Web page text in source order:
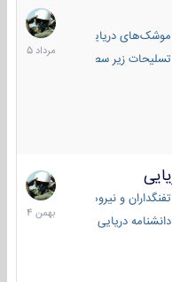
دریایی
زیر سطحی
2
مرداد
1405
و نیروهای ویژه‌ی دریایی
دریایی
22
بهمن
1404